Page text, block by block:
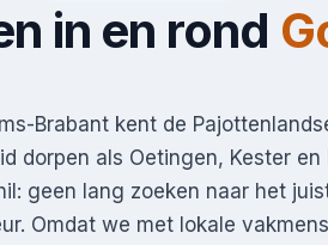
in en rond
Brabant kent de
dorpen als Oetingen, Kester en
geen lang zoeken naar het
Omdat we met lokale